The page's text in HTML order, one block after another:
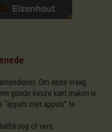
Om deze vraag
goede keuze kunt maken is
met appels” te
of vers